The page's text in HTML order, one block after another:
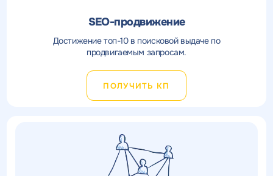
SEO-продвижение
Достижение топ-10 в поисковой выдаче по
продвигаемым запросам.
ПОЛУЧИТЬ КП